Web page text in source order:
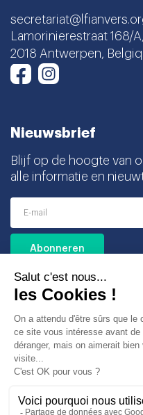
Lamorinierestraat 168/A,
2018 Antwerpen,
Facebook
Instagram
Nieuwsbrief
Blijf op de hoogte van
alle informatie en
Ik ga akkoord met
nieuwsbrief en
gemakkelijk kan